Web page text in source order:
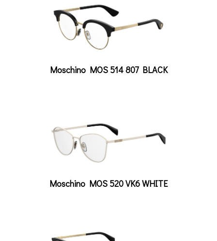
Moschino MOS 514 807 BLACK
Moschino MOS 520 VK6 WHITE